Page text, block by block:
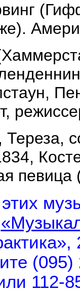
Тереза,
певица
112-